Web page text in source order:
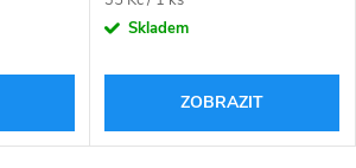
cena:Skladem
ZOBRAZIT